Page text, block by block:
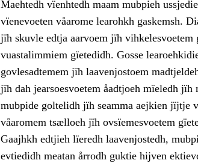
Maehtedh vïenhtedh maam mubpieh
vïenevoeten våarome learohkh gaskemsh.
jïh skuvle edtja aarvoem jïh
vuastalimmiem gïetedidh. Gosse
govlesadtemem jïh laavenjostoem
jïh dah jearsoesvoetem åadtjoeh mïeledh
mubpide goltelidh jïh seamma aejkien jïjtje
våaromem tsælloeh jïh ovsïemesvoetem
Gaajhkh edtjieh lïeredh laavenjostedh,
evtiedidh meatan årrodh guktie hijven